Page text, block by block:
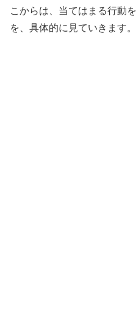
こからは、当てはまる行動
を、具体的に見ていきます。